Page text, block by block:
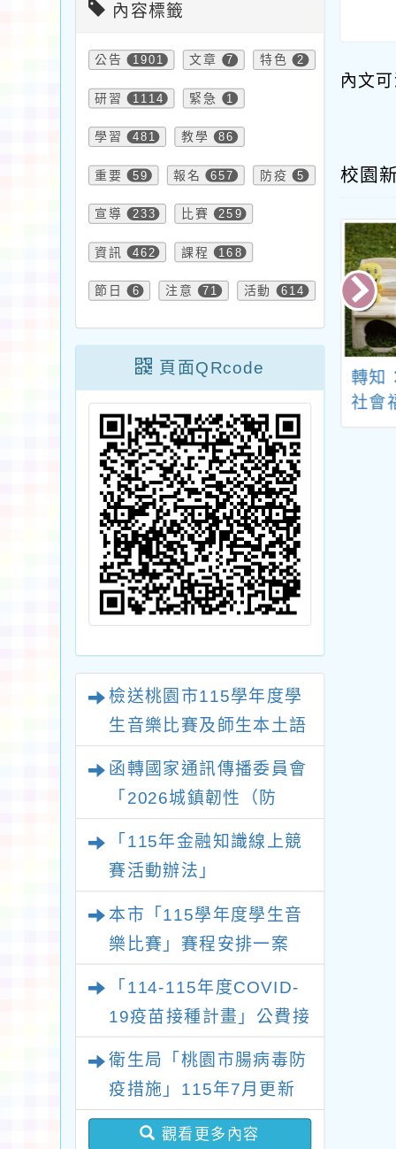
內容標籤
公告 1901 文章 7 特色 2
研習 1114 緊急 1
學習 481 教學 86
重要 59 報名 657 防疫 5
宣導 233 比賽 259
資訊 462 課程 168
節日 6 注意 71 活動 614
頁面QRcode
檢送桃園市115學年度學
生音樂比賽及師生本土語
函轉國家通訊傳播委員會
「2026城鎮韌性（防
空）演習－行動網路降速
演練執行計畫」
「115年金融知識線上競
賽活動辦法」
本市「115學年度學生音
樂比賽」賽程安排一案
「114-115年度COVID-
19疫苗接種計畫」公費接
衛生局「桃園市腸病毒防
疫措施」115年7月更新
版問答集及修正對照表各
觀看更多內容
內文
校園
究中心及設計
學位學程劉為
授執行桃園市
化局「114年
村文化論壇」
邀請卡及宣傳
轉知「創意課堂：
ChatGPT輔助設計水
土保持教學」教師研
習活動簡章
轉知
社會
辦理